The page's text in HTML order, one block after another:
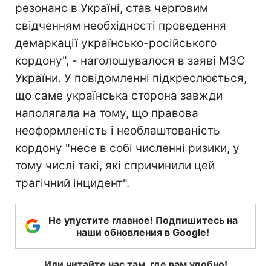
резонанс в Україні, став черговим
свідченням необхідності проведення
демаркації українсько-російського
кордону", - наголошувалося в заяві МЗС
України. У повідомленні підкреслюється,
що саме українська сторона завжди
наполягала на тому, що правова
неоформленість і необлаштованість
кордону "несе в собі численні ризики, у
тому числі такі, які спричинили цей
трагічний інцидент".
Не упустите главное! Подпишитесь на
наши обновления в Google!